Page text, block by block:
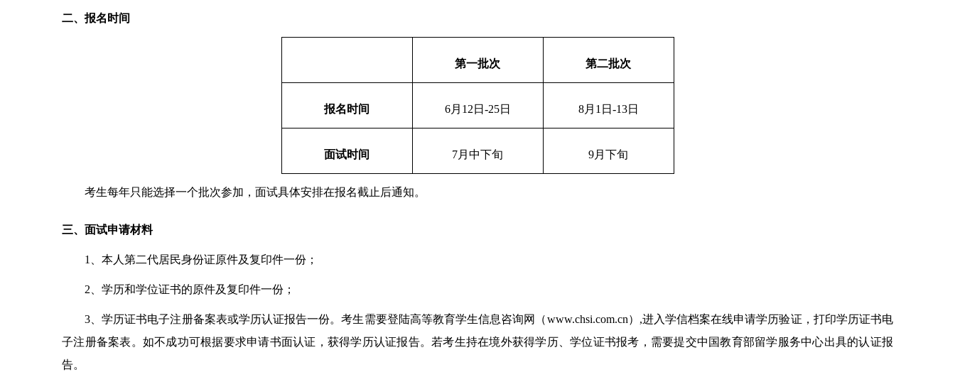
二、报名时间
第一批次 第二批次
报名时间 6月12日-25日 8月1日-13日
面试时间 7月中下旬 9月下旬
考生每年只能选择一个批次参加，面试具体安排在报名截止后通知。
三、面试申请材料
1 、本人第二代居民身份证原件及复印件一份；
2 、学历和学位证书的原件及复印件一份；
3 、学历证书电子注册备案表或学历认证报告一份。考生需要登陆高等教育学生信息咨询网（www.chsi.com.cn）,进入学信档案在线申请学历验证，打印学历证书电
子注册备案表。如不成功可根据要求申请书面认证，获得学历认证报告。若考生持在境外获得学历、学位证书报考，需要提交中国教育部留学服务中心出具的认证报
告。